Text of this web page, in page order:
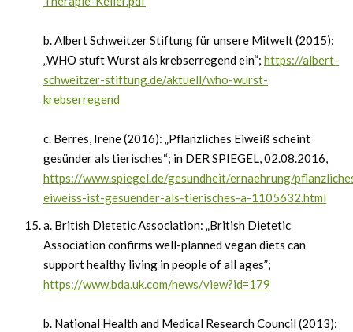
b. Albert Schweitzer Stiftung für unsere Mitwelt (2015):
„WHO stuft Wurst als krebserregend ein“; https://albert-
schweitzer-stiftung.de/aktuell/who-wurst-
krebserregend
c. Berres, Irene (2016): „Pflanzliches Eiweiß scheint
gesünder als tierisches“; in DER SPIEGEL, 02.08.2016,
https://www.spiegel.de/gesundheit/ernaehrung/
eiweiss-ist-gesuender-als-tierisches-a-1105632.html
a. British Dietetic Association: „British Dietetic
Association confirms well-planned vegan diets can
support healthy living in people of all ages”;
https://www.bda.uk.com/news/view?id=179
b. National Health and Medical Research Council (2013):